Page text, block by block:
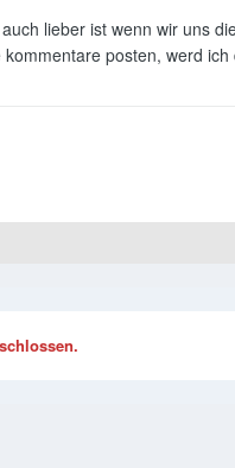
lieber ist wenn wir uns
posten, werd